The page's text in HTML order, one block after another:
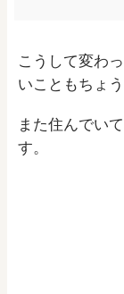
こうして変わ
いこともちょ
また住んでい
す。